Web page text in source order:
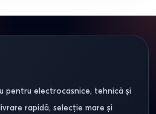
pentru electrocasnice, tehnică și
rapidă, selecție mare și